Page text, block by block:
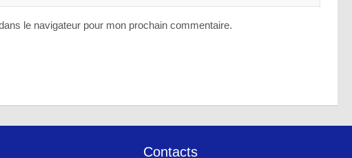
le navigateur pour mon prochain commentaire.
Contacts